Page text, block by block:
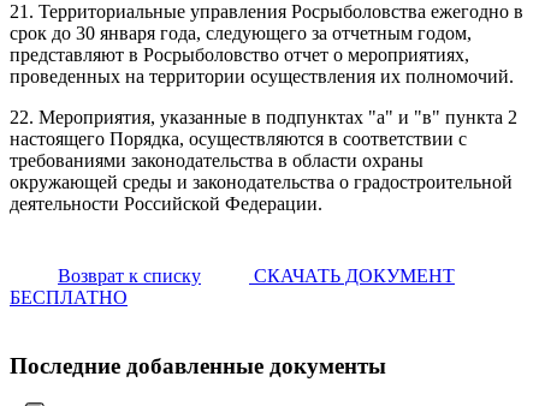
21. Территориальные управления Росрыболовства ежегодно в
срок до 30 января года, следующего за отчетным годом,
представляют в Росрыболовство отчет о мероприятиях,
проведенных на территории осуществления их полномочий.
22. Мероприятия, указанные в подпунктах "а" и "в" пункта 2
настоящего Порядка, осуществляются в соответствии с
требованиями законодательства в области охраны
окружающей среды и законодательства о градостроительной
деятельности Российской Федерации.
Возврат к списку
СКАЧАТЬ ДОКУМЕНТ
БЕСПЛАТНО
Последние добавленные документы